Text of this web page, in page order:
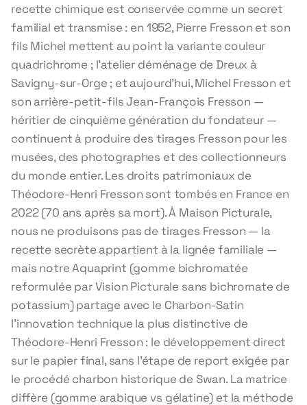
recette chimique est conservée comme un secret
familial et transmise : en 1952, Pierre Fresson et son
fils Michel mettent au point la variante couleur
quadrichrome ; l'atelier déménage de Dreux à
Savigny-sur-Orge ; et aujourd'hui, Michel Fresson et
son arrière-petit-fils Jean-François Fresson —
héritier de cinquième génération du fondateur —
continuent à produire des tirages Fresson pour les
musées, des photographes et des collectionneurs
du monde entier. Les droits patrimoniaux de
Théodore-Henri Fresson sont tombés en France en
2022 (70 ans après sa mort). À Maison Picturale,
nous ne produisons pas de tirages Fresson — la
recette secrète appartient à la lignée familiale —
mais notre Aquaprint (gomme bichromatée
reformulée par Vision Picturale sans bichromate de
potassium) partage avec le Charbon-Satin
l'innovation technique la plus distinctive de
Théodore-Henri Fresson : le développement direct
sur le papier final, sans l'étape de report exigée par
le procédé charbon historique de Swan. La matrice
diffère (gomme arabique vs gélatine) et la méthode